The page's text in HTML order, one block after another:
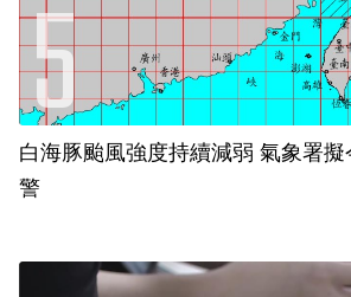
白海豚颱風強度持續減弱 氣象署
警